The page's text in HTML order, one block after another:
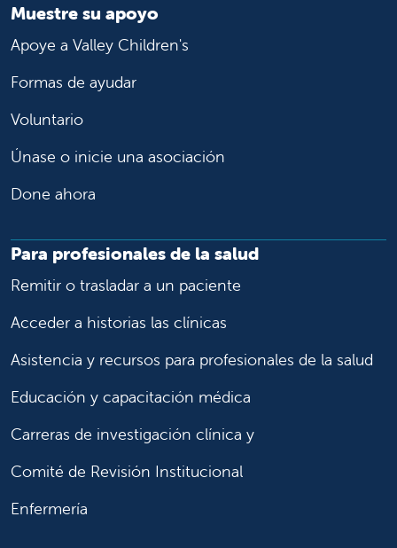
Muestre su apoyo
Apoye a Valley Children's
Formas de ayudar
Voluntario
Únase o inicie una asociación
Done ahora
Para profesionales de la salud
Remitir o trasladar a un paciente
Acceder a historias las clínicas
Asistencia y recursos para profesionales de la salud
Educación y capacitación médica
Carreras de investigación clínica y
Comité de Revisión Institucional
Enfermería